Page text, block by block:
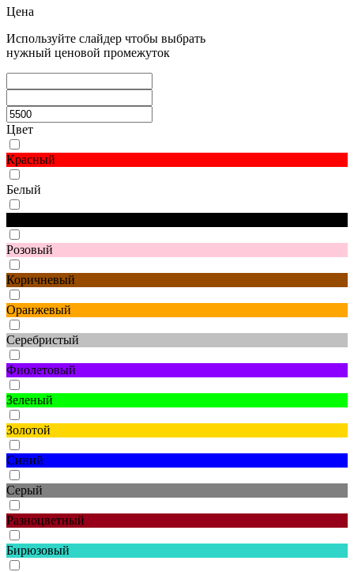
Цена
Используйте слайдер чтобы выбрать
нужный ценовой промежуток
Цвет
Красный
Белый
Розовый
Коричневый
Оранжевый
Серебристый
Фиолетовый
Зеленый
Золотой
Синий
Серый
Разноцветный
Бирюзовый